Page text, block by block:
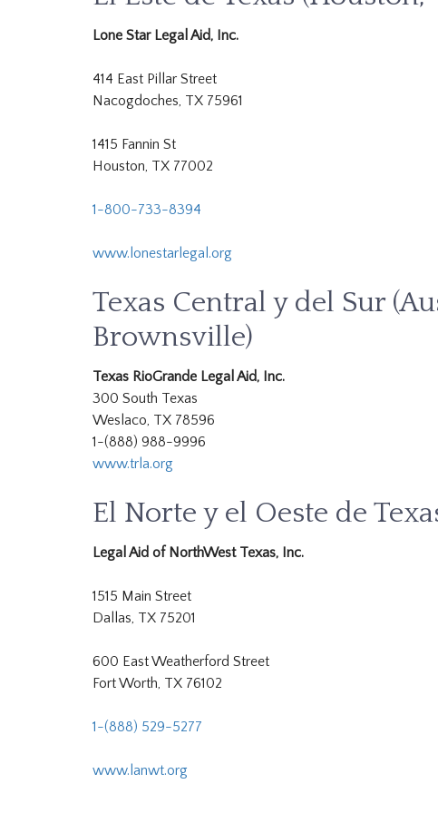
Lone Star Legal Aid, Inc.
414 East Pillar Street
Nacogdoches, TX 75961
1415 Fannin St
Houston, TX 77002
1-800-733-8394
www.lonestarlegal.org
Texas Central y del Sur
Brownsville)
Texas RioGrande Legal Aid, Inc.
300 South Texas
Weslaco, TX 78596
1-(888) 988-9996
www.trla.org
El Norte y el Oeste de
Legal Aid of NorthWest Texas, Inc.
1515 Main Street
Dallas, TX 75201
600 East Weatherford Street
Fort Worth, TX 76102
1-(888) 529-5277
www.lanwt.org